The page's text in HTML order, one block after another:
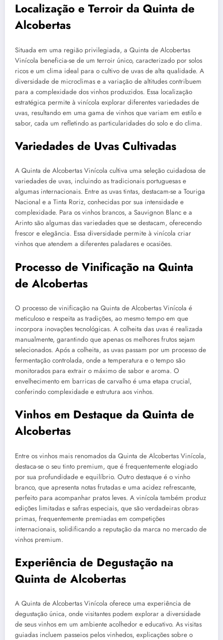
Localização e Terroir da Quinta de
Alcobertas
Situada em uma região privilegiada, a Quinta de Alcobertas
Vinícola beneficia-se de um terroir único, caracterizado por solos
ricos e um clima ideal para o cultivo de uvas de alta qualidade. A
diversidade de microclimas e a variação de altitudes contribuem
para a complexidade dos vinhos produzidos. Essa localização
estratégica permite à vinícola explorar diferentes variedades de
uvas, resultando em uma gama de vinhos que variam em estilo e
sabor, cada um refletindo as particularidades do solo e do clima.
Variedades de Uvas Cultivadas
A Quinta de Alcobertas Vinícola cultiva uma seleção cuidadosa de
variedades de uvas, incluindo as tradicionais portuguesas e
algumas internacionais. Entre as uvas tintas, destacam-se a Touriga
Nacional e a Tinta Roriz, conhecidas por sua intensidade e
complexidade. Para os vinhos brancos, a Sauvignon Blanc e a
Arinto são algumas das variedades que se destacam, oferecendo
frescor e elegância. Essa diversidade permite à vinícola criar
vinhos que atendem a diferentes paladares e ocasiões.
Processo de Vinificação na Quinta
de Alcobertas
O processo de vinificação na Quinta de Alcobertas Vinícola é
meticuloso e respeita as tradições, ao mesmo tempo em que
incorpora inovações tecnológicas. A colheita das uvas é realizada
manualmente, garantindo que apenas os melhores frutos sejam
selecionados. Após a colheita, as uvas passam por um processo de
fermentação controlada, onde a temperatura e o tempo são
monitorados para extrair o máximo de sabor e aroma. O
envelhecimento em barricas de carvalho é uma etapa crucial,
conferindo complexidade e estrutura aos vinhos.
Vinhos em Destaque da Quinta de
Alcobertas
Entre os vinhos mais renomados da Quinta de Alcobertas Vinícola,
destaca-se o seu tinto premium, que é frequentemente elogiado
por sua profundidade e equilíbrio. Outro destaque é o vinho
branco, que apresenta notas frutadas e uma acidez refrescante,
perfeito para acompanhar pratos leves. A vinícola também produz
edições limitadas e safras especiais, que são verdadeiras obras-
primas, frequentemente premiadas em competições
internacionais, solidificando a reputação da marca no mercado de
vinhos premium.
Experiência de Degustação na
Quinta de Alcobertas
A Quinta de Alcobertas Vinícola oferece uma experiência de
degustação única, onde visitantes podem explorar a diversidade
de seus vinhos em um ambiente acolhedor e educativo. As visitas
guiadas incluem passeios pelos vinhedos, explicações sobre o